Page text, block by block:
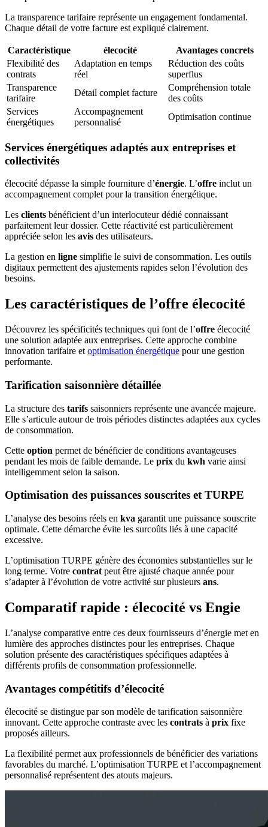
La transparence tarifaire représente un engagement fondamental.
Chaque détail de votre facture est expliqué clairement.
Caractéristique élecocité
Avantages concrets
Flexibilité des
contrats
Adaptation en temps
réel
Réduction des coûts
superflus
Transparence
tarifaire
Détail complet facture
Compréhension totale
des coûts
Services
énergétiques
Accompagnement
personnalisé
Optimisation continue
Services énergétiques adaptés aux entreprises et
collectivités
élecocité dépasse la simple fourniture d’énergie. L’offre inclut un
accompagnement complet pour la transition énergétique.
Les clients bénéficient d’un interlocuteur dédié connaissant
parfaitement leur dossier. Cette réactivité est particulièrement
appréciée selon les avis des utilisateurs.
La gestion en ligne simplifie le suivi de consommation. Les outils
digitaux permettent des ajustements rapides selon l’évolution des
besoins.
Les caractéristiques de l’offre élecocité
Découvrez les spécificités techniques qui font de l’offre élecocité
une solution adaptée aux entreprises. Cette approche combine
innovation tarifaire et optimisation énergétique pour une gestion
performante.
Tarification saisonnière détaillée
La structure des tarifs saisonniers représente une avancée majeure.
Elle s’articule autour de trois périodes distinctes adaptées aux cycles
de consommation.
Cette option permet de bénéficier de conditions avantageuses
pendant les mois de faible demande. Le prix du kwh varie ainsi
intelligemment selon la saison.
Optimisation des puissances souscrites et TURPE
L’analyse des besoins réels en kva garantit une puissance souscrite
optimale. Cette démarche évite les surcoûts liés à une capacité
excessive.
L’optimisation TURPE génère des économies substantielles sur le
long terme. Votre contrat peut être ajusté chaque année pour
s’adapter à l’évolution de votre activité sur plusieurs ans.
Comparatif rapide : élecocité vs Engie
L’analyse comparative entre ces deux fournisseurs d’énergie met en
lumière des approches distinctes pour les entreprises. Chaque
solution présente des caractéristiques spécifiques adaptées à
différents profils de consommation professionnelle.
Avantages compétitifs d’élecocité
élecocité se distingue par son modèle de tarification saisonnière
innovant. Cette approche contraste avec les contrats à prix fixe
proposés ailleurs.
La flexibilité permet aux professionnels de bénéficier des variations
favorables du marché. L’optimisation TURPE et l’accompagnement
personnalisé représentent des atouts majeurs.